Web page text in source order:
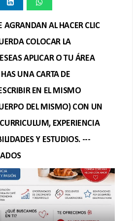
AGRANDAN AL HACER CLIC
COLOCAR LA
APLICAR O TU ÁREA
UNA CARTA DE
EN EL MISMO
DEL MISMO) CON UN
EXPERIENCIA
Y ESTUDIOS. ---